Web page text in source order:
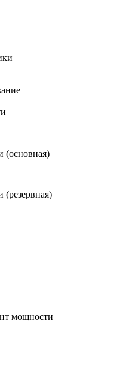
(основная)
(резервная)
мощности